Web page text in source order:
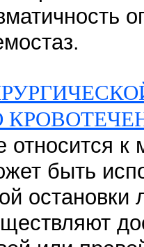
относится
быть
остановки